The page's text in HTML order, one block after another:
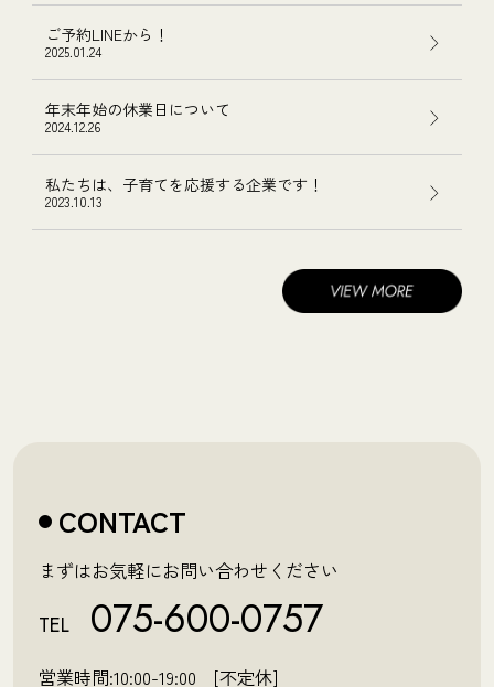
ご予約LINEから！
2025.01.24
年末年始の休業日について
2024.12.26
私たちは、子育てを応援する企業です！
2023.10.13
CONTACT
まずはお気軽にお問い合わせください
TEL 075-600-0757
営業時間:10:00-19:00 [不定休]